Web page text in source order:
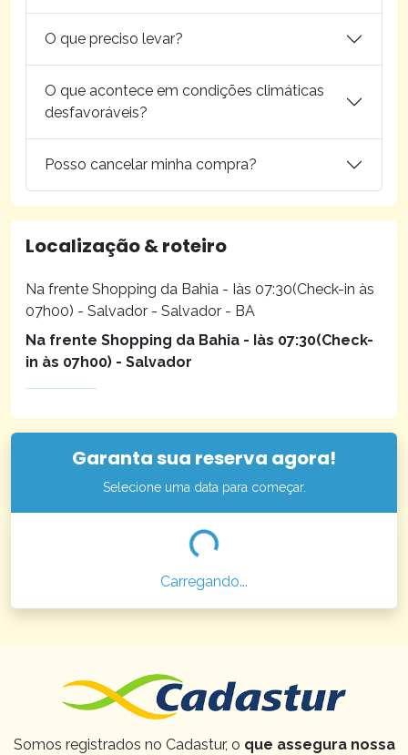
O que preciso levar?
O que acontece em condições climáticas
desfavoráveis?
Posso cancelar minha compra?
Localização & roteiro
Na frente Shopping da Bahia - Iàs 07:30(Check-in às
07h00) - Salvador - Salvador - BA
Na frente Shopping da Bahia - Iàs 07:30(Check-
in às 07h00) - Salvador
Garanta sua reserva agora!
Selecione uma data para começar.
Carregando...
Somos registrados no Cadastur, o que assegura nossa